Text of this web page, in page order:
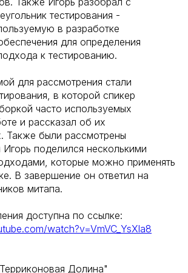
тестирования -
в разработке
для определения
к тестированию.
для рассмотрения стали
в которой спикер
часто используемых
и рассказал об их
Также были рассмотрены
поделился несколькими
которые можно применять
В завершение он ответил на
митапа.
доступна по ссылке:
watch?v=VmVC_YsXla8
Долина"